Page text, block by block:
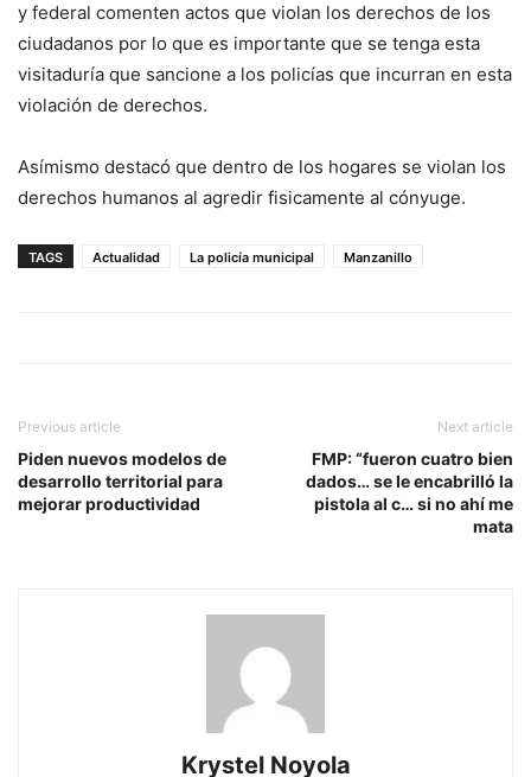
y federal comenten actos que violan los derechos de los
ciudadanos por lo que es importante que se tenga esta
visitaduría que sancione a los policías que incurran en esta
violación de derechos.
Asímismo destacó que dentro de los hogares se violan los
derechos humanos al agredir fisicamente al cónyuge.
TAGS Actualidad La policía municipal Manzanillo
Previous article
Piden nuevos modelos de
desarrollo territorial para
mejorar productividad
Next article
FMP: “fueron cuatro bien
dados… se le encabrilló la
pistola al c… si no ahí me
mata
Krystel Noyola